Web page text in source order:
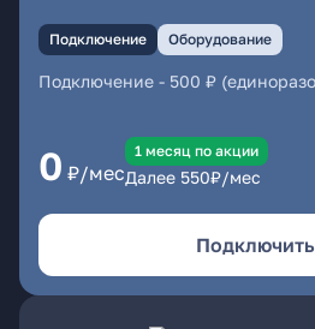
Подключение Оборудование
Подключение - 500 ₽
0 ₽/мес
1 месяц по акции
Далее 550₽/мес
Подключить